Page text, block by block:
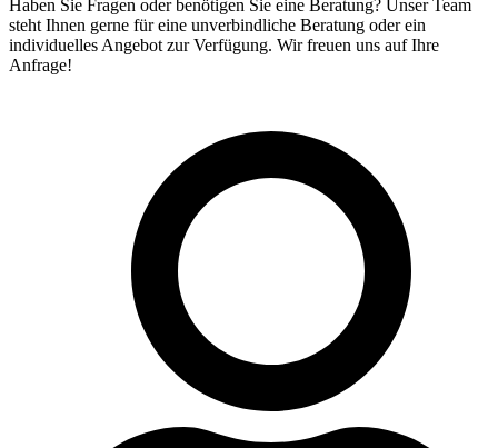
Haben Sie Fragen oder benötigen Sie eine Beratung? Unser Team
steht Ihnen gerne für eine unverbindliche Beratung oder ein
individuelles Angebot zur Verfügung. Wir freuen uns auf Ihre
Anfrage!